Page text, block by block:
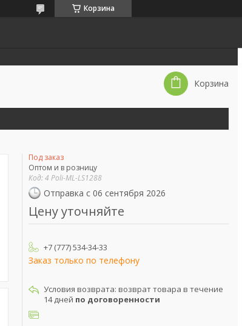
Корзина
Корзина
Под заказ
Оптом и в розницу
Код:4 Poli-ML-LS1288
Отправка с 06 сентября 2026
Цену уточняйте
+7 (777) 534-34-33
Заказ только по телефону
возврат товара в течение
14 дней по договоренности